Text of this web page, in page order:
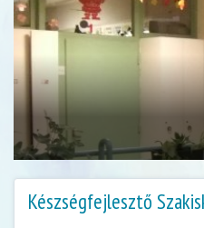
Készségfejlesztő